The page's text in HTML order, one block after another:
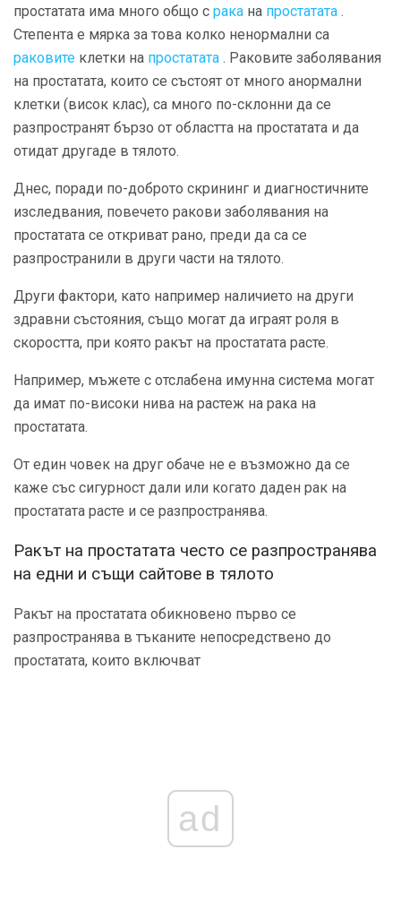
простатата има много общо с рака на простатата .
Степента е мярка за това колко ненормални са
раковите клетки на простатата . Раковите заболявания
на простатата, които се състоят от много анормални
клетки (висок клас), са много по-склонни да се
разпространят бързо от областта на простатата и да
отидат другаде в тялото.
Днес, поради по-доброто скрининг и диагностичните
изследвания, повечето ракови заболявания на
простатата се откриват рано, преди да са се
разпространили в други части на тялото.
Други фактори, като например наличието на други
здравни състояния, също могат да играят роля в
скоростта, при която ракът на простатата расте.
Например, мъжете с отслабена имунна система могат
да имат по-високи нива на растеж на рака на
простатата.
От един човек на друг обаче не е възможно да се
каже със сигурност дали или когато даден рак на
простатата расте и се разпространява.
Ракът на простатата често се разпространява
на едни и същи сайтове в тялото
Ракът на простатата обикновено първо се
разпространява в тъканите непосредствено до
простатата, които включват
ad